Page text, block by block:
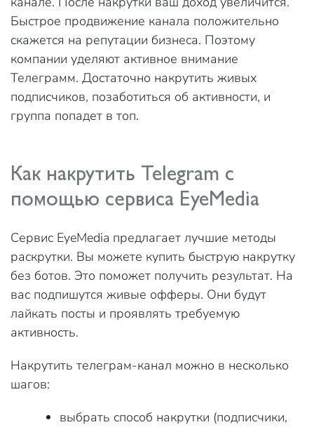
Быстрое продвижение канала положительно
скажется на репутации бизнеса. Поэтому
компании уделяют активное внимание
Телеграмм. Достаточно накрутить живых
подписчиков, позаботиться об активности, и
группа попадет в топ.
Как накрутить Telegram с
помощью сервиса EyeMedia
Сервис EyeMedia предлагает лучшие методы
раскрутки. Вы можете купить быструю накрутку
без ботов. Это поможет получить результат. На
вас подпишутся живые офферы. Они будут
лайкать посты и проявлять требуемую
активность.
Накрутить телеграм-канал можно в несколько
шагов:
выбрать способ накрутки (подписчики,